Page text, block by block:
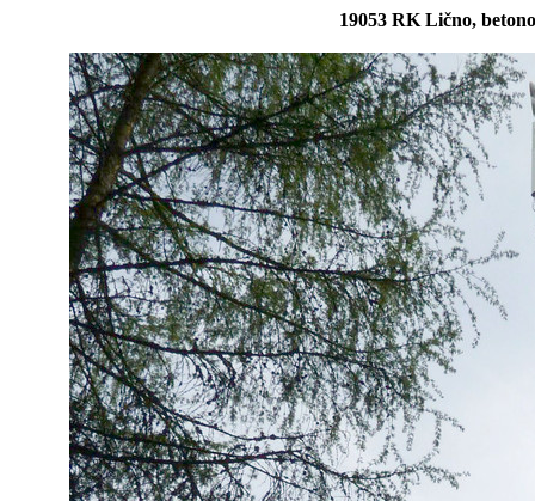
19053 RK Lično,